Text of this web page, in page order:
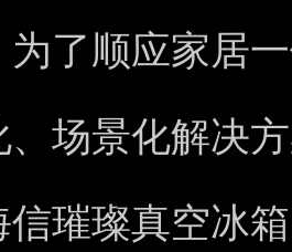
为了顺应家居
、场景化解决
璀璨真空冰